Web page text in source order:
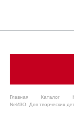
Главная Каталог
NeИЗО. Для творческих